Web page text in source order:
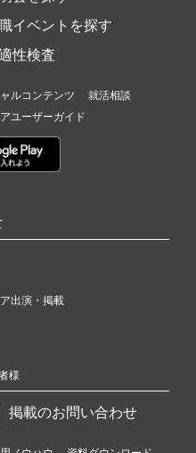
イベントを探す
性検査
ルコンテンツ
就活相談
ユーザーガイド
出演・掲載
様
掲載のお問い合わせ